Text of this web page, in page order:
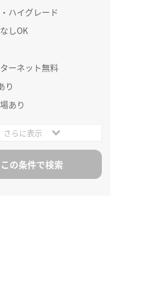
ハイグレード
しOK
ーネット無料
り
あり
さらに表示